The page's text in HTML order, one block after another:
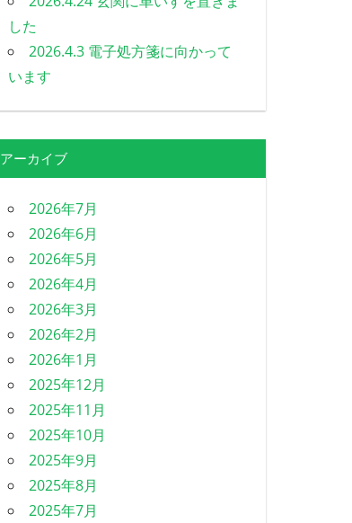
した
2026.4.3 電子処方箋に向かって
います
アーカイブ
2026年7月
2026年6月
2026年5月
2026年4月
2026年3月
2026年2月
2026年1月
2025年12月
2025年11月
2025年10月
2025年9月
2025年8月
2025年7月